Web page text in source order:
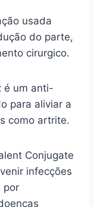
usada
do parte,
cirurgico.
é um anti-
para aliviar a
como artrite.
Conjugate
infecções
por